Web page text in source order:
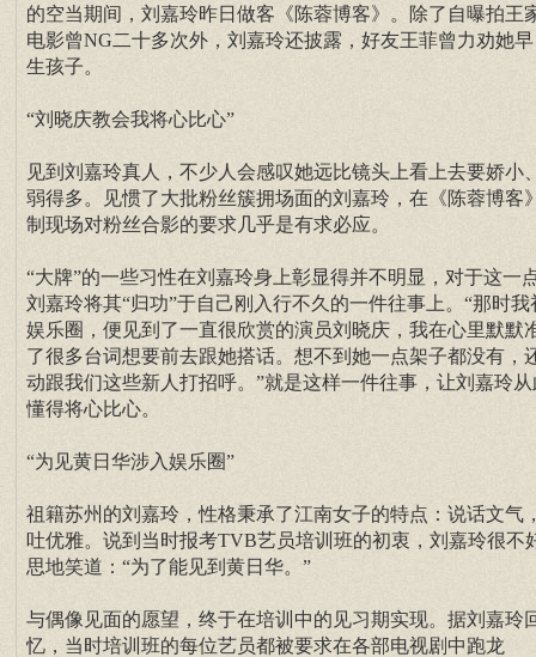
的空当期间，刘嘉玲昨日做客《陈蓉博客》。除了自曝拍王
电影曾NG二十多次外，刘嘉玲还披露，好友王菲曾力劝她
生孩子。
“刘晓庆教会我将心比心”
见到刘嘉玲真人，不少人会感叹她远比镜头上看上去要娇小
弱得多。见惯了大批粉丝簇拥场面的刘嘉玲，在《陈蓉博客
制现场对粉丝合影的要求几乎是有求必应。
“大牌”的一些习性在刘嘉玲身上彰显得并不明显，对于这一
刘嘉玲将其“归功”于自己刚入行不久的一件往事上。“那时我
娱乐圈，便见到了一直很欣赏的演员刘晓庆，我在心里默默
了很多台词想要前去跟她搭话。想不到她一点架子都没有，
动跟我们这些新人打招呼。”就是这样一件往事，让刘嘉玲从
懂得将心比心。
“为见黄日华涉入娱乐圈”
祖籍苏州的刘嘉玲，性格秉承了江南女子的特点：说话文气
吐优雅。说到当时报考TVB艺员培训班的初衷，刘嘉玲很不
思地笑道：“为了能见到黄日华。”
与偶像见面的愿望，终于在培训中的见习期实现。据刘嘉玲
忆，当时培训班的每位艺员都被要求在各部电视剧中跑龙